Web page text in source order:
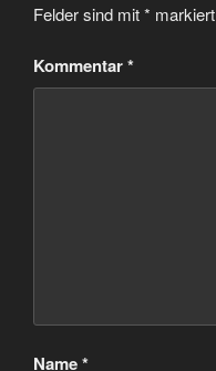
Felder sind mit* markiert
Kommentar*
Name*